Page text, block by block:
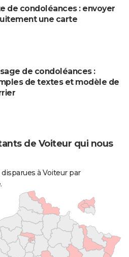
de condoléances : envoyer
une carte
de condoléances :
de textes et modèle de
de Voiteur qui nous
à Voiteur par